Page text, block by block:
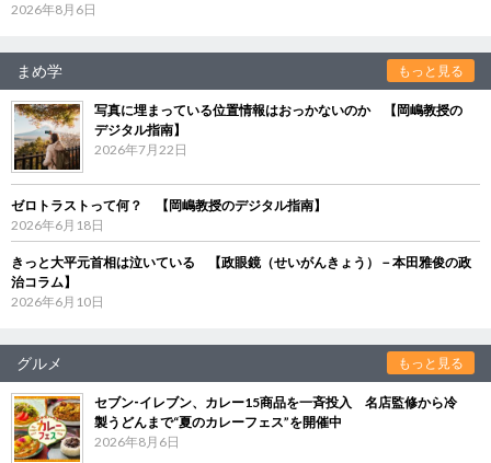
2026年8月6日
まめ学 もっと見る
写真に埋まっている位置情報はおっかないのか 【岡嶋教授の
デジタル指南】
2026年7月22日
ゼロトラストって何？ 【岡嶋教授のデジタル指南】
2026年6月18日
きっと大平元首相は泣いている 【政眼鏡（せいがんきょう）－本田雅俊の政
治コラム】
2026年6月10日
グルメ もっと見る
セブン‐イレブン、カレー15商品を一斉投入 名店監修から冷
製うどんまで“夏のカレーフェス”を開催中
2026年8月6日